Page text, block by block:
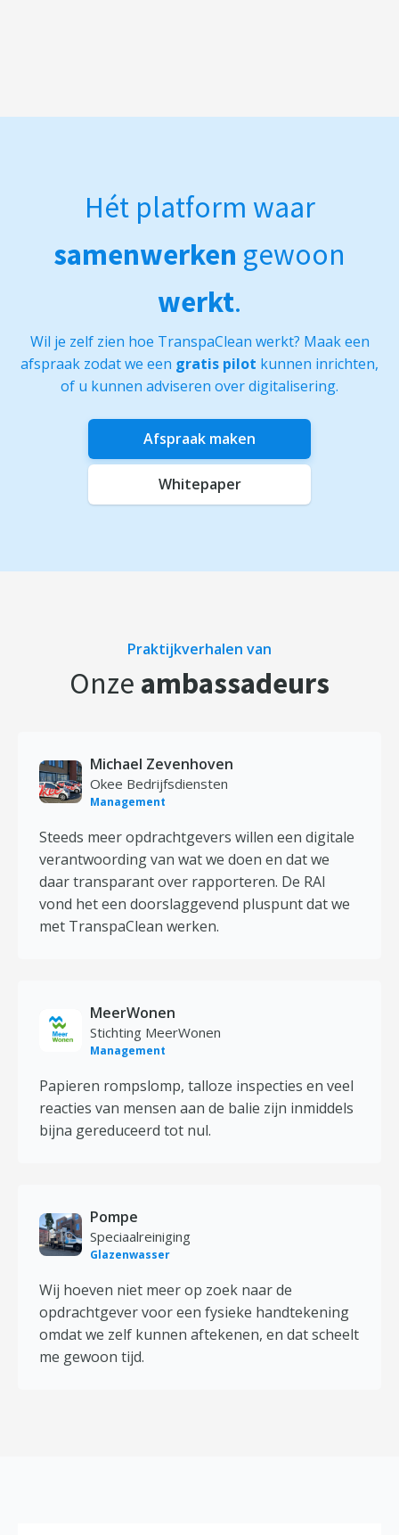
Hét platform waar
samenwerken gewoon
werkt.
Wil je zelf zien hoe TranspaClean werkt? Maak een
afspraak zodat we een gratis pilot kunnen inrichten,
of u kunnen adviseren over digitalisering.
Afspraak maken
Whitepaper
Praktijkverhalen van
Onze ambassadeurs
Michael Zevenhoven
Okee Bedrijfsdiensten
Management
Steeds meer opdrachtgevers willen een digitale
verantwoording van wat we doen en dat we
daar transparant over rapporteren. De RAI
vond het een doorslaggevend pluspunt dat we
met TranspaClean werken.
MeerWonen
Stichting MeerWonen
Management
Papieren rompslomp, talloze inspecties en veel
reacties van mensen aan de balie zijn inmiddels
bijna gereduceerd tot nul.
Pompe
Speciaalreiniging
Glazenwasser
Wij hoeven niet meer op zoek naar de
opdrachtgever voor een fysieke handtekening
omdat we zelf kunnen aftekenen, en dat scheelt
me gewoon tijd.